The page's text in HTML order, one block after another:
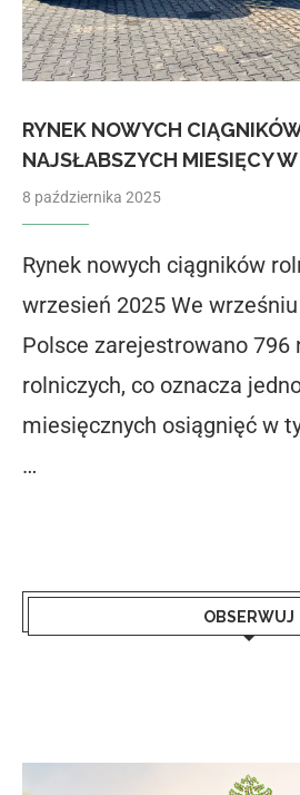
RYNEK NOWYCH
NAJSŁABSZYCH MIESIĘCY
8 października 2025
Rynek nowych ciągników
wrzesień 2025 We
Polsce zarejestrowano 796
rolniczych, co oznacza
miesięcznych osiągnięć w
…
OBSERWUJ